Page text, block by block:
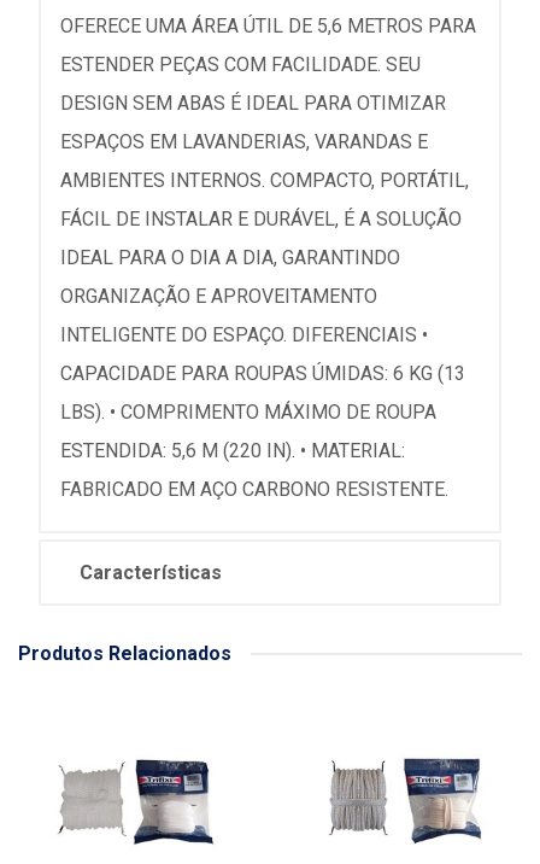
OFERECE UMA ÁREA ÚTIL DE 5,6 METROS PARA
ESTENDER PEÇAS COM FACILIDADE. SEU
DESIGN SEM ABAS É IDEAL PARA OTIMIZAR
ESPAÇOS EM LAVANDERIAS, VARANDAS E
AMBIENTES INTERNOS. COMPACTO, PORTÁTIL,
FÁCIL DE INSTALAR E DURÁVEL, É A SOLUÇÃO
IDEAL PARA O DIA A DIA, GARANTINDO
ORGANIZAÇÃO E APROVEITAMENTO
INTELIGENTE DO ESPAÇO. DIFERENCIAIS •
CAPACIDADE PARA ROUPAS ÚMIDAS: 6 KG (13
LBS). • COMPRIMENTO MÁXIMO DE ROUPA
ESTENDIDA: 5,6 M (220 IN). • MATERIAL:
FABRICADO EM AÇO CARBONO RESISTENTE.
Características
Produtos Relacionados